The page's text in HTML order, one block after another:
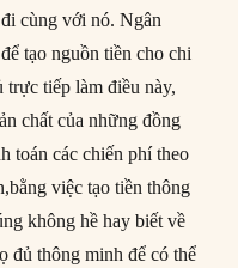
cùng với nó. Ngân
tạo nguồn tiền cho chi
trực tiếp làm điều này,
chất của những đồng
toán các chiến phí theo
việc tạo tiền thông
không hề hay biết về
đủ thông minh để có thể